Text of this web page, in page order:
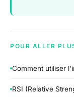
POUR ALLER
Comment utiliser
RSI (Relative